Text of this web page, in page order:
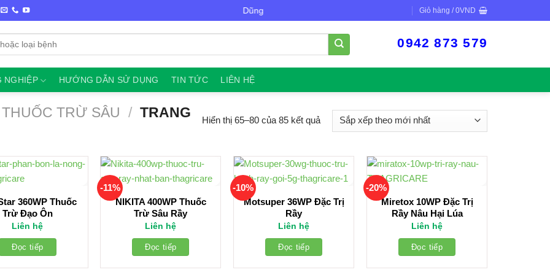
Chào mừng bạn đến với VTNN Minh Dũng Giỏ hàng /0VND
0942 873 579
NGHIỆP HƯỚNG DẪN SỬ DỤNG TIN TỨC LIÊN HỆ
THUỐC TRỪ SÂU / TRANG
Hiển thị 65–80 của 85 kết quả
360WP Thuốc
Trừ Đạo Ôn
Liên hệ
Đọc tiếp
-11%
NIKITA 400WP Thuốc
Trừ Sâu Rầy
Liên hệ
Đọc tiếp
-10%
Motsuper 36WP Đặc Trị
Rầy
Liên hệ
Đọc tiếp
-20%
Miretox 10WP Đặc Trị
Rầy Nâu Hại Lúa
Liên hệ
Đọc tiếp